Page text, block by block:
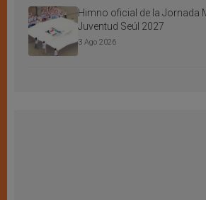
Himno oficial de la Jornada
Juventud Seúl 2027
3 Ago 2026